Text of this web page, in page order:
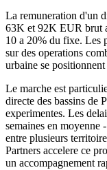
La remuneration d'un
63K et 92K EUR brut
10 a 20% du fixe. Les
sur des operations
urbaine se
Le marche est
directe des bassins de
experimentes. Les
semaines en moyenne
entre plusieurs
Partners accelere ce
un accompagnement